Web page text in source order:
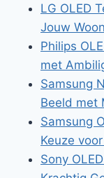
LG OLED
Jouw
Philips
met
Samsung
Beeld met
Samsung
Keuze
Sony